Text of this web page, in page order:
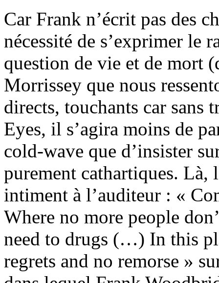
Car Frank n’écrit pas des
nécessité de s’exprimer le
question de vie et de mort
Morrissey que nous
directs, touchants car sans
Eyes, il s’agira moins de
cold-wave que d’insister
purement cathartiques.
intiment à l’auditeur : «
Where no more people
need to drugs (…) In this
regrets and no remorse »